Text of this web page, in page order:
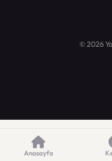
© 2026
Anasayfa